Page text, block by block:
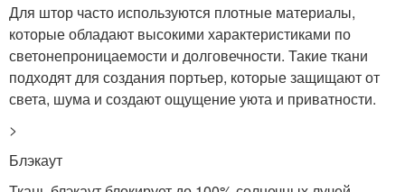
Для штор часто используются плотные материалы,
которые обладают высокими характеристиками по
светонепроницаемости и долговечности. Такие ткани
подходят для создания портьер, которые защищают от
света, шума и создают ощущение уюта и приватности.
>
Блэкаут